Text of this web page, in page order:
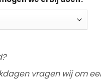
vragen wij om